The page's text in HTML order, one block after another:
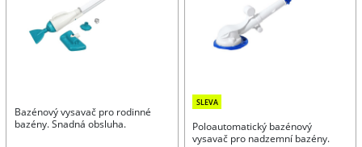
Bazénový vysavač pro rodinné
bazény. Snadná obsluha.
SLEVA
Poloautomatický bazénový
vysavač pro nadzemní bazény.